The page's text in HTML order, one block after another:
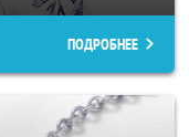
ПОДРОБНЕЕ